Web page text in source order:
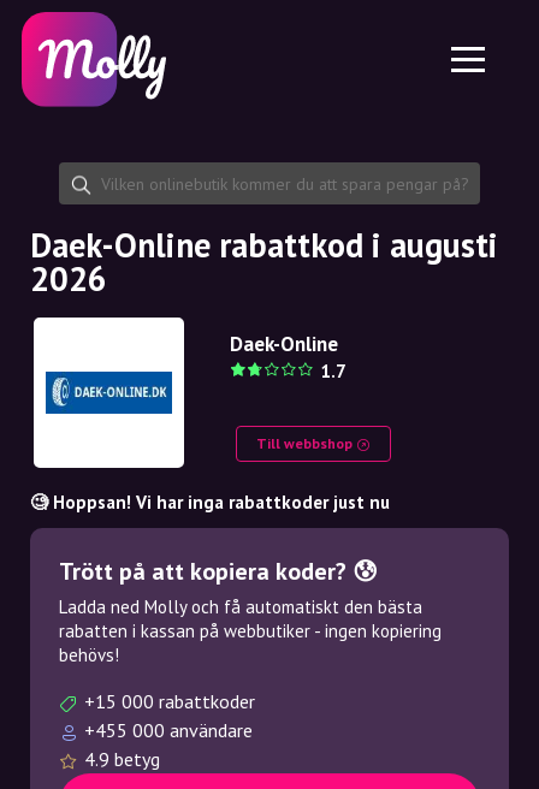
Hudvård
Hårvård
Dela rabattkod
Funktioner
Jobb
Om oss
Samarbete
Plattform
Molly till iPhone och iPad
Molly till Android
SE
EN
SE
NO
NL
Daek-Online rabattkod i augusti
2026
Daek-Online
1.7
Till webbshop
🧐 Hoppsan! Vi har inga rabattkoder just nu
Trött på att kopiera koder? 😰
Ladda ned Molly och få automatiskt den bästa
rabatten i kassan på webbutiker - ingen kopiering
behövs!
+15 000 rabattkoder
+455 000 användare
4.9 betyg